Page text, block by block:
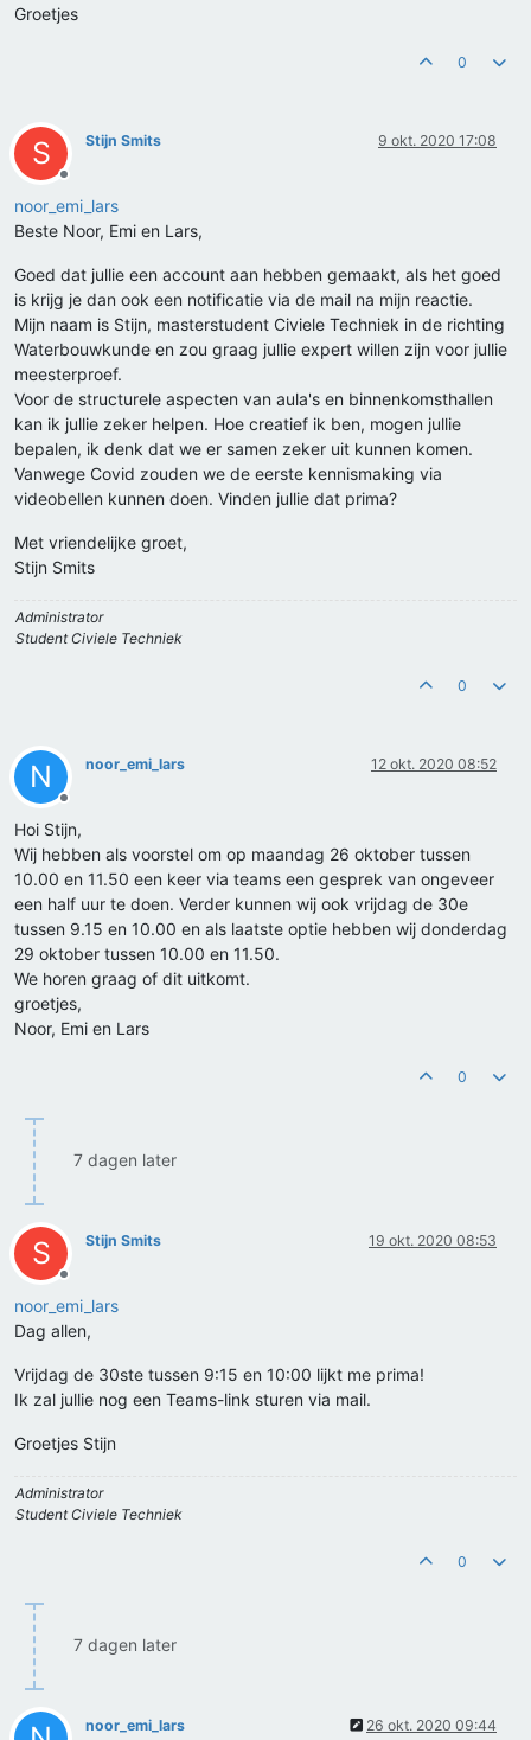
Groetjes
0
S
Offline
Stijn Smits 9 okt. 2020 17:08
noor_emi_lars
Beste Noor, Emi en Lars,
Goed dat jullie een account aan hebben gemaakt, als het goed
is krijg je dan ook een notificatie via de mail na mijn reactie.
Mijn naam is Stijn, masterstudent Civiele Techniek in de richting
Waterbouwkunde en zou graag jullie expert willen zijn voor jullie
meesterproef.
Voor de structurele aspecten van aula's en binnenkomsthallen
kan ik jullie zeker helpen. Hoe creatief ik ben, mogen jullie
bepalen, ik denk dat we er samen zeker uit kunnen komen.
Vanwege Covid zouden we de eerste kennismaking via
videobellen kunnen doen. Vinden jullie dat prima?
Met vriendelijke groet,
Stijn Smits
Administrator
Student Civiele Techniek
0
N
Offline
noor_emi_lars 12 okt. 2020 08:52
Hoi Stijn,
Wij hebben als voorstel om op maandag 26 oktober tussen
10.00 en 11.50 een keer via teams een gesprek van ongeveer
een half uur te doen. Verder kunnen wij ook vrijdag de 30e
tussen 9.15 en 10.00 en als laatste optie hebben wij donderdag
29 oktober tussen 10.00 en 11.50.
We horen graag of dit uitkomt.
groetjes,
Noor, Emi en Lars
0
7 dagen later
S
Offline
Stijn Smits 19 okt. 2020 08:53
noor_emi_lars
Dag allen,
Vrijdag de 30ste tussen 9:15 en 10:00 lijkt me prima!
Ik zal jullie nog een Teams-link sturen via mail.
Groetjes Stijn
Administrator
Student Civiele Techniek
0
7 dagen later
noor_emi_lars 26 okt. 2020 09:44